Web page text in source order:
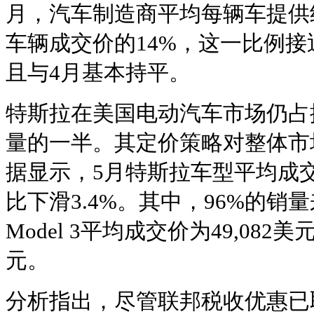
月，汽车制造商平均每辆车提
车辆成交价的14%，这一比例
且与4月基本持平。
特斯拉在美国电动汽车市场仍
量的一半。其定价策略对整体
据显示，5月特斯拉车型平均成
比下滑3.4%。其中，96%的销
Model 3平均成交价为49,082美
元。
分析指出，尽管联邦税收优惠